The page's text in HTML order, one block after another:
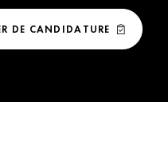
DE CANDIDATURE